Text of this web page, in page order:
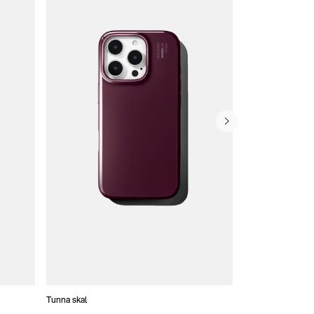
Tunna skal